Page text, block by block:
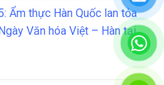
Ẩm thực Hàn Quốc lan tỏa
Văn hóa Việt – Hàn tại